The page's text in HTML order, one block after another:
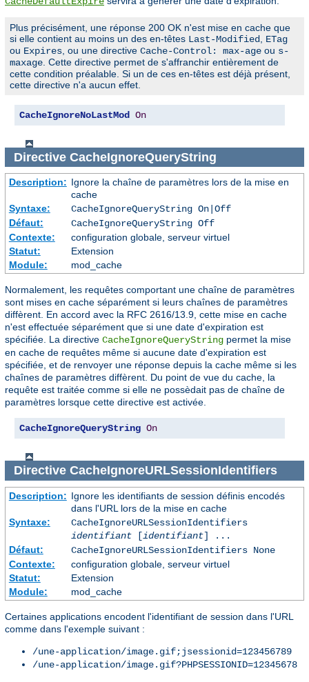
Plus précisément, une réponse 200 OK n'est mise en cache que
si elle contient au moins un des en-têtes Last-Modified
ETag
ou Expires , ou une directive Cache-Control: max-age ou s-
maxage . Cette directive permet de s'affranchir entièrement de
cette condition préalable. Si un de ces en-têtes est déjà présent,
cette directive n'a aucun effet.
CacheIgnoreNoLastMod On
Directive CacheIgnoreQueryString
Description: Ignore la chaîne de paramètres lors de la mise en
cache
Syntaxe:
CacheIgnoreQueryString On|Off
Défaut:
CacheIgnoreQueryString Off
Contexte:
configuration globale, serveur virtuel
Statut:
Extension
Module:
mod_cache
Normalement, les requêtes comportant une chaîne de paramètres
sont mises en cache séparément si leurs chaînes de paramètres
diffèrent. En accord avec la RFC 2616/13.9, cette mise en cache
n'est effectuée séparément que si une date d'expiration est
spécifiée. La directive CacheIgnoreQueryString permet la mise
en cache de requêtes même si aucune date d'expiration est
spécifiée, et de renvoyer une réponse depuis la cache même si les
chaînes de paramètres diffèrent. Du point de vue du cache, la
requête est traitée comme si elle ne possèdait pas de chaîne de
paramètres lorsque cette directive est activée.
CacheIgnoreQueryString On
Directive CacheIgnoreURLSessionIdentifiers
Description: Ignore les identifiants de session définis encodés
dans l'URL lors de la mise en cache
Syntaxe:
CacheIgnoreURLSessionIdentifiers
identifiant[identifiant] ...
Défaut:
CacheIgnoreURLSessionIdentifiers None
Contexte:
configuration globale, serveur virtuel
Statut:
Extension
Module:
mod_cache
Certaines applications encodent l'identifiant de session dans l'URL
comme dans l'exemple suivant :
/une-application/image.gif;jsessionid=123456789
/une-application/image.gif?PHPSESSIONID=12345678